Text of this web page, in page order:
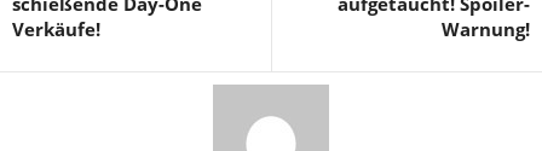
Verkäufe!
Warnung!